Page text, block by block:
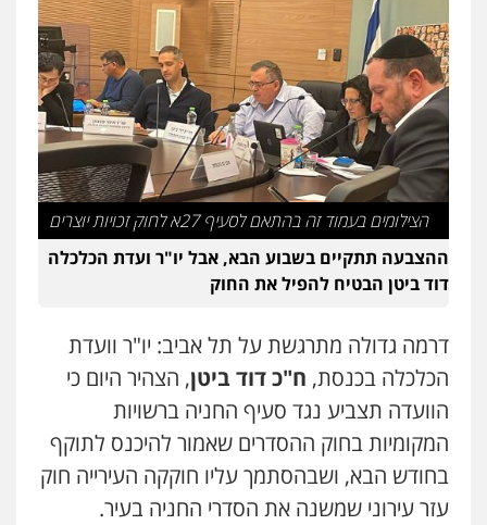
הצילומים בעמוד זה בהתאם לסעיף 27א לחוק זכויות יוצרים
ההצבעה תתקיים בשבוע הבא, אבל יו"ר ועדת הכלכלה
דוד ביטן הבטיח להפיל את החוק
דרמה גדולה מתרגשת על תל אביב: יו"ר וועדת
הכלכלה בכנסת, ח"כ דוד ביטן, הצהיר היום כי
הוועדה תצביע נגד סעיף החניה ברשויות
המקומיות בחוק ההסדרים שאמור להיכנס לתוקף
בחודש הבא, ושבהסתמך עליו חוקקה העירייה חוק
עזר עירוני שמשנה את הסדרי החניה בעיר.